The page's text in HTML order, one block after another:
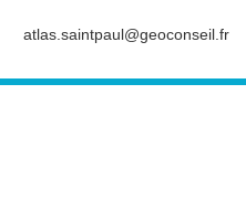
atlas.saintpaul@geoconseil.fr